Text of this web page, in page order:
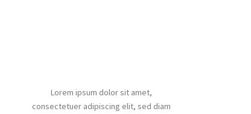
Lorem ipsum dolor sit amet,
consectetuer adipiscing elit, sed diam